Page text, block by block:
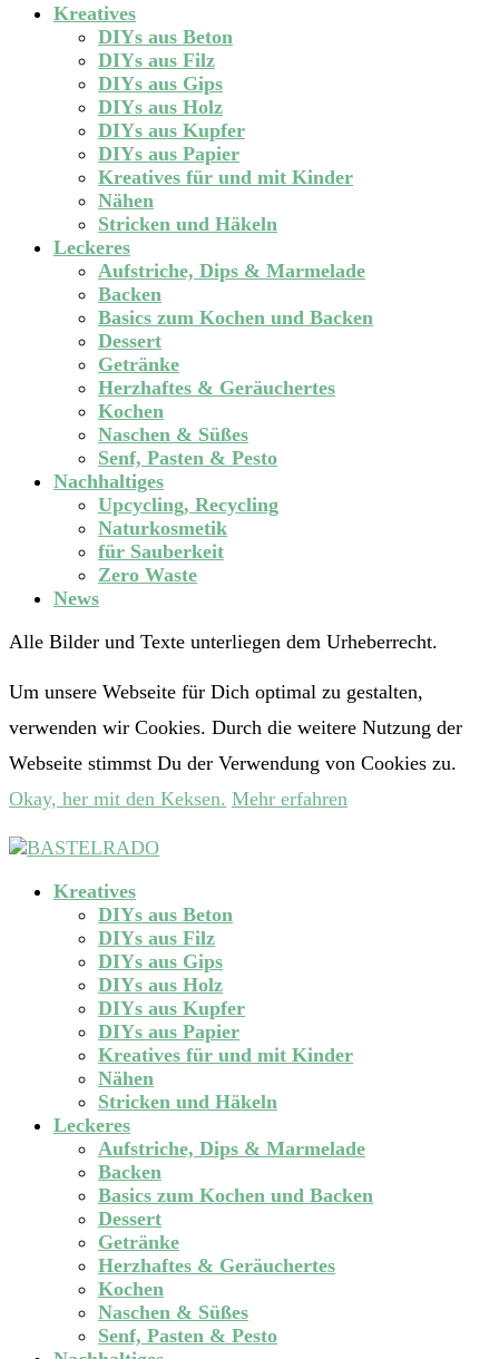
Kreatives
DIYs aus Beton
DIYs aus Filz
DIYs aus Gips
DIYs aus Holz
DIYs aus Kupfer
DIYs aus Papier
Kreatives für und mit Kinder
Nähen
Stricken und Häkeln
Leckeres
Aufstriche, Dips & Marmelade
Backen
Basics zum Kochen und Backen
Dessert
Getränke
Herzhaftes & Geräuchertes
Kochen
Naschen & Süßes
Senf, Pasten & Pesto
Nachhaltiges
Upcycling, Recycling
Naturkosmetik
für Sauberkeit
Zero Waste
News
Alle Bilder und Texte unterliegen dem Urheberrecht.
Um unsere Webseite für Dich optimal zu gestalten,
verwenden wir Cookies. Durch die weitere Nutzung der
Webseite stimmst Du der Verwendung von Cookies zu.
Okay, her mit den Keksen. Mehr erfahren
Kreatives
DIYs aus Beton
DIYs aus Filz
DIYs aus Gips
DIYs aus Holz
DIYs aus Kupfer
DIYs aus Papier
Kreatives für und mit Kinder
Nähen
Stricken und Häkeln
Leckeres
Aufstriche, Dips & Marmelade
Backen
Basics zum Kochen und Backen
Dessert
Getränke
Herzhaftes & Geräuchertes
Kochen
Naschen & Süßes
Senf, Pasten & Pesto